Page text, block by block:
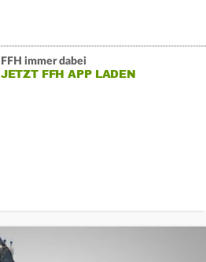
FFH immer dabei
JETZT FFH APP LADEN